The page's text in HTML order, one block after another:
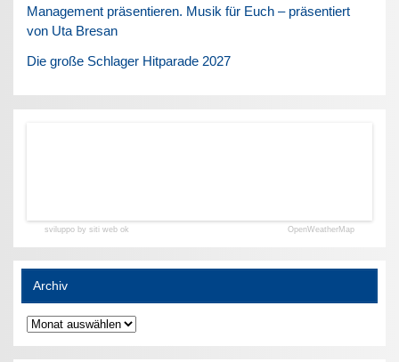
Management präsentieren. Musik für Euch – präsentiert
von Uta Bresan
Die große Schlager Hitparade 2027
sviluppo by siti web ok OpenWeatherMap
Archiv
Archiv